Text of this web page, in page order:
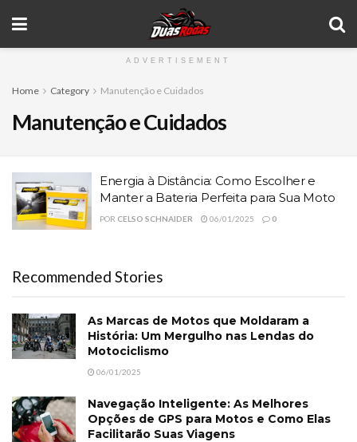
ADVERTISEMENT
Home Category Manutenção e Cuidados
Manutenção e Cuidados
Energia à Distância: Como Escolher e
Manter a Bateria Perfeita para Sua Moto
POR CELSO SCHNAIDER 06/01/2025 0
Recommended Stories
As Marcas de Motos que Moldaram a
História: Um Mergulho nas Lendas do
Motociclismo
06/01/2025
Navegação Inteligente: As Melhores
Opções de GPS para Motos e Como Elas
Facilitarão Suas Viagens